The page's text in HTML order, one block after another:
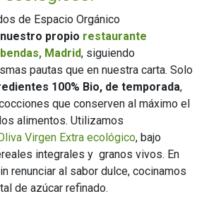
de Espacio Orgánico
propio restaurante
Madrid, siguiendo
pautas que en nuestra carta. Solo
100% Bio, de temporada,
que conserven al máximo el
alimentos. Utilizamos
Virgen Extra ecológico, bajo
integrales y granos vivos. En
renunciar al sabor dulce, cocinamos
de azúcar refinado.